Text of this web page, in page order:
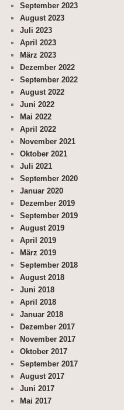
September 2023
August 2023
Juli 2023
April 2023
März 2023
Dezember 2022
September 2022
August 2022
Juni 2022
Mai 2022
April 2022
November 2021
Oktober 2021
Juli 2021
September 2020
Januar 2020
Dezember 2019
September 2019
August 2019
April 2019
März 2019
September 2018
August 2018
Juni 2018
April 2018
Januar 2018
Dezember 2017
November 2017
Oktober 2017
September 2017
August 2017
Juni 2017
Mai 2017